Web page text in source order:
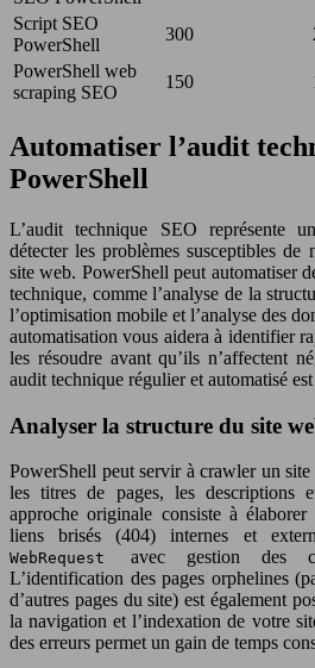
Script SEO
PowerShell
300
PowerShell web
scraping SEO
150
Automatiser l’audit
PowerShell
L’audit technique SEO représente
détecter les problèmes susceptibles
site web. PowerShell peut automatiser
technique, comme l’analyse de la
l’optimisation mobile et l’analyse des
automatisation vous aidera à identifier
les résoudre avant qu’ils n’affectent
audit technique régulier et automatisé
Analyser la structure du site
PowerShell peut servir à crawler un
les titres de pages, les descriptions
approche originale consiste à
liens brisés (404) internes et
WebRequest avec gestion des
L’identification des pages orphelines
d’autres pages du site) est également
la navigation et l’indexation de votre
des erreurs permet un gain de temps